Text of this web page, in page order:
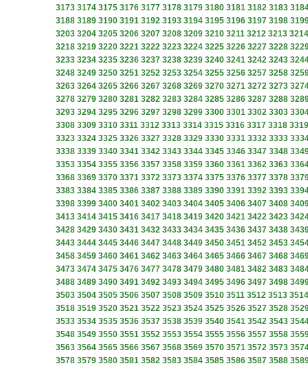
3173 3174 3175 3176 3177 3178 3179 3180 3181 3182 3183
3188 3189 3190 3191 3192 3193 3194 3195 3196 3197 3198
3203 3204 3205 3206 3207 3208 3209 3210 3211 3212 3213 3214
3218 3219 3220 3221 3222 3223 3224 3225 3226 3227 3228
3233 3234 3235 3236 3237 3238 3239 3240 3241 3242 3243
3248 3249 3250 3251 3252 3253 3254 3255 3256 3257 3258
3263 3264 3265 3266 3267 3268 3269 3270 3271 3272 3273
3278 3279 3280 3281 3282 3283 3284 3285 3286 3287 3288
3293 3294 3295 3296 3297 3298 3299 3300 3301 3302 3303
3308 3309 3310 3311 3312 3313 3314 3315 3316 3317 3318 3319
3323 3324 3325 3326 3327 3328 3329 3330 3331 3332 3333
3338 3339 3340 3341 3342 3343 3344 3345 3346 3347 3348
3353 3354 3355 3356 3357 3358 3359 3360 3361 3362 3363
3368 3369 3370 3371 3372 3373 3374 3375 3376 3377 3378
3383 3384 3385 3386 3387 3388 3389 3390 3391 3392 3393
3398 3399 3400 3401 3402 3403 3404 3405 3406 3407 3408
3413 3414 3415 3416 3417 3418 3419 3420 3421 3422 3423
3428 3429 3430 3431 3432 3433 3434 3435 3436 3437 3438
3443 3444 3445 3446 3447 3448 3449 3450 3451 3452 3453
3458 3459 3460 3461 3462 3463 3464 3465 3466 3467 3468
3473 3474 3475 3476 3477 3478 3479 3480 3481 3482 3483
3488 3489 3490 3491 3492 3493 3494 3495 3496 3497 3498
3503 3504 3505 3506 3507 3508 3509 3510 3511 3512 3513 3514
3518 3519 3520 3521 3522 3523 3524 3525 3526 3527 3528
3533 3534 3535 3536 3537 3538 3539 3540 3541 3542 3543
3548 3549 3550 3551 3552 3553 3554 3555 3556 3557 3558
3563 3564 3565 3566 3567 3568 3569 3570 3571 3572 3573
3578 3579 3580 3581 3582 3583 3584 3585 3586 3587 3588